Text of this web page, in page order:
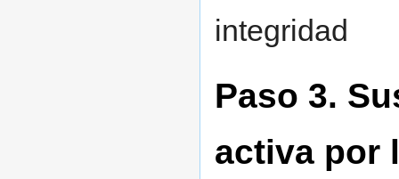
integridad
Paso 3.
activa por